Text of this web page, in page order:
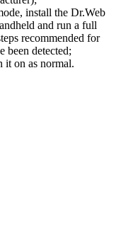
install the Dr.Web
and run a full
recommended for
been detected;
it on as normal.